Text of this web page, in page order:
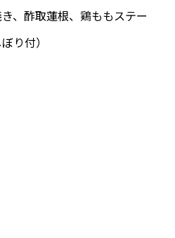
、酢取蓮根、鶏ももステー
り付）